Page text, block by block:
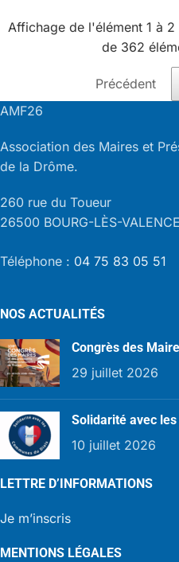
Affichage de l'élément 1 à
de 362
Précédent
AMF26
Association des Maires et
de la Drôme.
260 rue du Toueur
26500 BOURG-LÈS-VALENCE
Téléphone : 04 75 83 05 51
NOS ACTUALITÉS
Congrès des
29 juillet 2026
Solidarité avec
10 juillet 2026
LETTRE D’INFORMATIONS
Je m’inscris
MENTIONS LÉGALES